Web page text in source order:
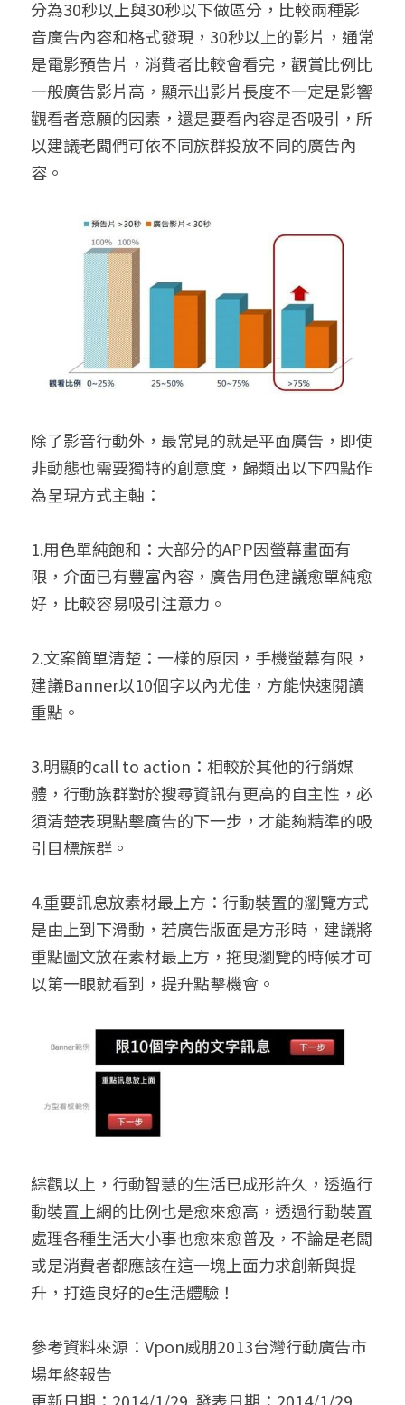
分為30秒以上與30秒以下做區分，比較兩種影
音廣告內容和格式發現，30秒以上的影片，通常
是電影預告片，消費者比較會看完，觀賞比例比
一般廣告影片高，顯示出影片長度不一定是影響
觀看者意願的因素，還是要看內容是否吸引，所
以建議老闆們可依不同族群投放不同的廣告內
容。
除了影音行動外，最常見的就是平面廣告，即使
非動態也需要獨特的創意度，歸類出以下四點作
為呈現方式主軸：
1.用色單純飽和：大部分的APP因螢幕畫面有
限，介面已有豐富內容，廣告用色建議愈單純愈
好，比較容易吸引注意力。
2.文案簡單清楚：一樣的原因，手機螢幕有限，
建議Banner以10個字以內尤佳，方能快速閱讀
重點。
3.明顯的call to action：相較於其他的行銷媒
體，行動族群對於搜尋資訊有更高的自主性，必
須清楚表現點擊廣告的下一步，才能夠精準的吸
引目標族群。
4.重要訊息放素材最上方：行動裝置的瀏覽方式
是由上到下滑動，若廣告版面是方形時，建議將
重點圖文放在素材最上方，拖曳瀏覽的時候才可
以第一眼就看到，提升點擊機會。
綜觀以上，行動智慧的生活已成形許久，透過行
動裝置上網的比例也是愈來愈高，透過行動裝置
處理各種生活大小事也愈來愈普及，不論是老闆
或是消費者都應該在這一塊上面力求創新與提
升，打造良好的e生活體驗！
參考資料來源：Vpon威朋2013台灣行動廣告市
場年終報告